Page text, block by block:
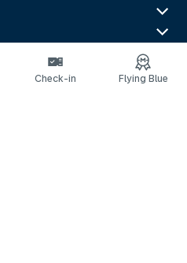
Check-in Flying Blue